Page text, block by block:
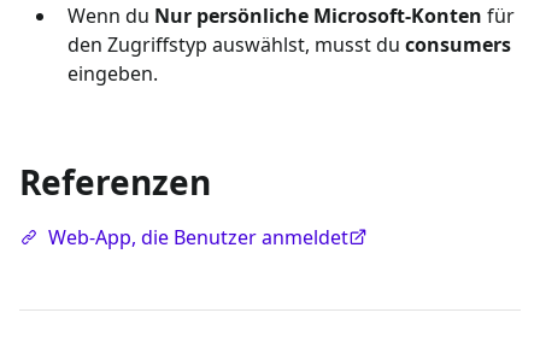
Wenn du Nur persönliche Microsoft-Konten für
den Zugriffstyp auswählst, musst du consumers
eingeben.
Referenzen
Web-App, die Benutzer anmeldet